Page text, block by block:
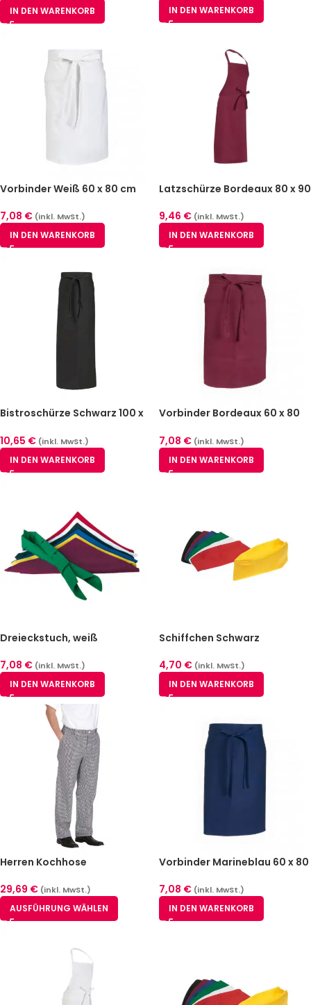
IN DEN WARENKORB IN DEN WARENKORB
Vorbinder Weiß 60 x 80 cm
7,08 € (inkl. MwSt.)
IN DEN WARENKORB
Latzschürze Bordeaux 80 x 90
9,46 € (inkl. MwSt.)
IN DEN WARENKORB
Bistroschürze Schwarz 100 x
10,65 € (inkl. MwSt.)
IN DEN WARENKORB
Vorbinder Bordeaux 60 x 80
7,08 € (inkl. MwSt.)
IN DEN WARENKORB
Dreieckstuch, weiß
7,08 € (inkl. MwSt.)
IN DEN WARENKORB
Schiffchen Schwarz
4,70 € (inkl. MwSt.)
IN DEN WARENKORB
Herren Kochhose
29,69 € (inkl. MwSt.)
AUSFÜHRUNG WÄHLEN
Vorbinder Marineblau 60 x 80
7,08 € (inkl. MwSt.)
IN DEN WARENKORB